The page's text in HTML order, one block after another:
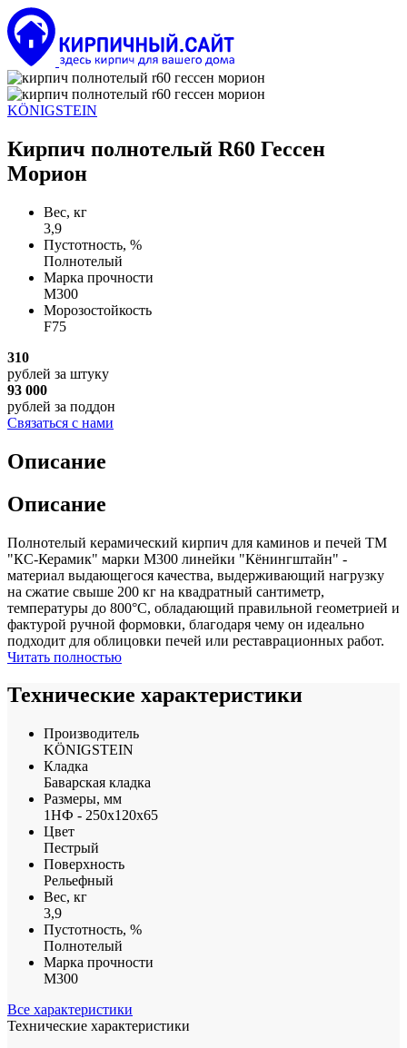
KÖNIGSTEIN
Кирпич полнотелый R60 Гессен
Морион
Вес, кг
3,9
Пустотность, %
Полнотелый
Марка прочности
М300
Морозостойкость
F75
310
рублей за штуку
93 000
рублей за поддон
Связаться с нами
Описание
Описание
Полнотелый керамический кирпич для каминов и печей ТМ
"КС-Керамик" марки М300 линейки "Кёнингштайн" -
материал выдающегося качества, выдерживающий нагрузку
на сжатие свыше 200 кг на квадратный сантиметр,
температуры до 800°С, обладающий правильной геометрией и
фактурой ручной формовки, благодаря чему он идеально
подходит для облицовки печей или реставрационных работ.
Читать полностью
Технические характеристики
Производитель
KÖNIGSTEIN
Кладка
Баварская кладка
Размеры, мм
1НФ - 250х120х65
Цвет
Пестрый
Поверхность
Рельефный
Вес, кг
3,9
Пустотность, %
Полнотелый
Марка прочности
М300
Все характеристики
Технические характеристики